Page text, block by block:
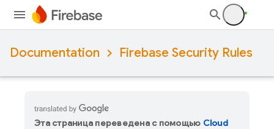
Documentation Firebase Security Rules
Эта страница переведена с помощью Cloud